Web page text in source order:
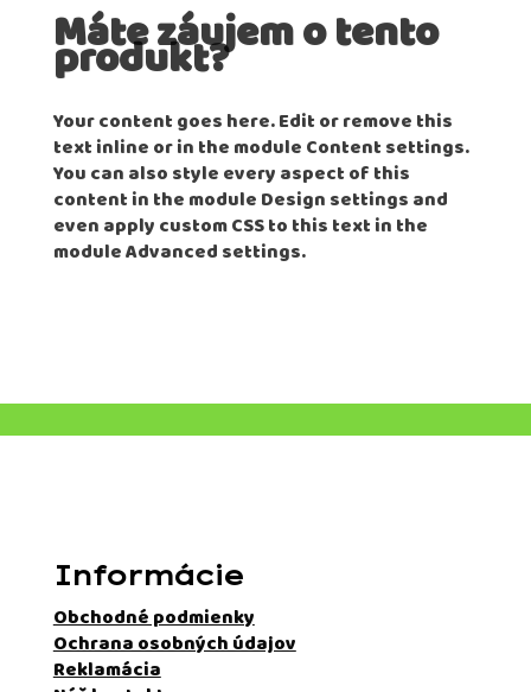
Máte záujem o tento
produkt?
Your content goes here. Edit or remove this
text inline or in the module Content settings.
You can also style every aspect of this
content in the module Design settings and
even apply custom CSS to this text in the
module Advanced settings.
Informácie
Obchodné podmienky
Ochrana osobných údajov
Reklamácia